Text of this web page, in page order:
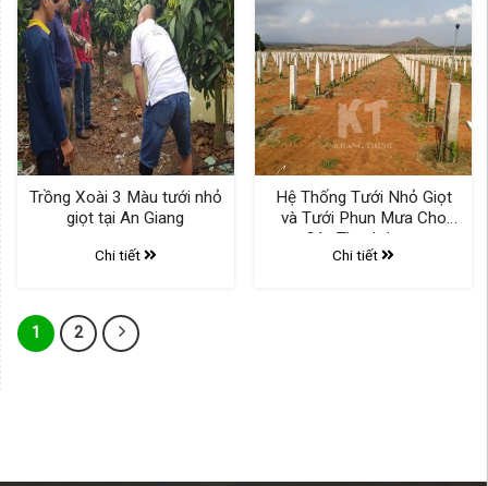
Trồng Xoài 3 Màu tưới nhỏ
giọt tại An Giang
Chi tiết
Hệ Thống Tưới Nhỏ Giọt
và Tưới Phun Mưa Cho
Cây Thanh Long
Chi tiết
1 2